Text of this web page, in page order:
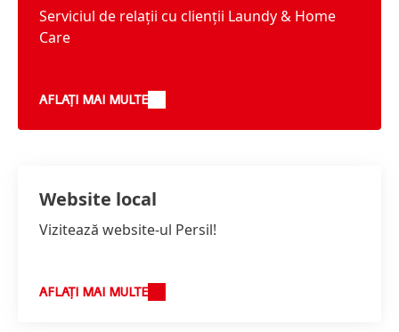
Serviciul de relații cu clienții Laundy & Home
Care
AFLAȚI MAI MULTE
Website local
Vizitează website-ul Persil!
AFLAȚI MAI MULTE